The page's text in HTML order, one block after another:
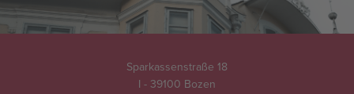
Sparkassenstraße 18
I - 39100 Bozen